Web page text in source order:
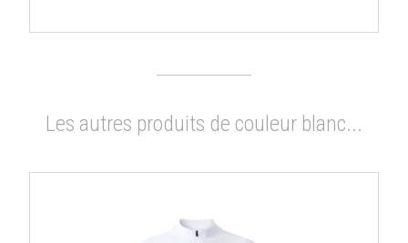
Les autres produits de couleur blanc...